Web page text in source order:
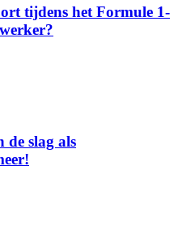
tijdens het Formule 1-
de slag als